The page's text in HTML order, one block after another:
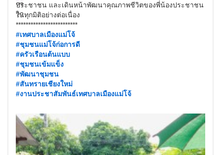
ประชาชน และเดินหน้าพัฒนาคุณภาพชีวิตของพี่น้องประชาชน
ในทุกมิติอย่างต่อเนื่อง
*************************
#เทศบาลเมืองแม่โจ้
#ชุมชนแม่โจ้ก่อการดี
#ครัวเรือนต้นแบบ
#ชุมชนเข้มแข็ง
#พัฒนาชุมชน
#สันทรายเชียงใหม่
#งานประชาสัมพันธ์เทศบาลเมืองแม่โจ้